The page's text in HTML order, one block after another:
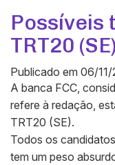
Possíveis
TRT20
Publicado em 06/
A banca FCC,
refere à redação,
TRT20 (SE).
Todos os
tem um peso